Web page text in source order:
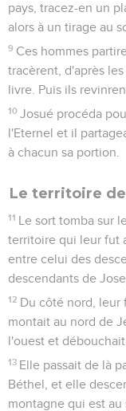
pays, tracez-en un
alors à un tirage au
9 Ces hommes
tracèrent, d'après
livre. Puis ils
10 Josué procéda
l'Eternel et il
à chacun sa portion.
Le territoire
11 Le sort tomba sur
territoire qui leur fut
entre celui des
descendants de
12 Du côté nord, leur
montait au nord de
l'ouest et
13 Elle passait de là
Béthel, et elle
montagne qui est au